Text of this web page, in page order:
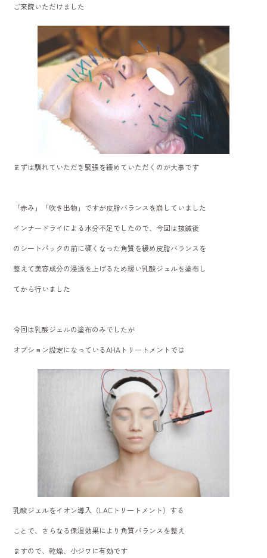
ご来院いただけました
まずは馴れていただき緊張を緩めていただくのが大事です
「赤み」「吹き出物」ですが皮脂バランスを崩していました
インナードライによる水分不足でしたので、今回は抜鍼後
のシートパックの前に硬くなった角質を緩め皮脂バランスを
整えて美容成分の浸透を上げるため緩い乳酸ジェルを塗布し
てから行いました
今回は乳酸ジェルの塗布のみでしたが
オプション設定になっているAHAトリートメントでは
乳酸ジェルをイオン導入（LACトリートメント）する
ことで、さらなる保湿効果により角質バランスを整え
ますので、乾燥、小ジワに有効です